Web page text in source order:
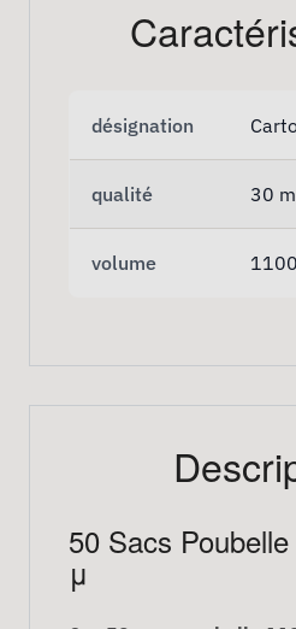
désignation
qualité 30
volume
50 Sacs
μ